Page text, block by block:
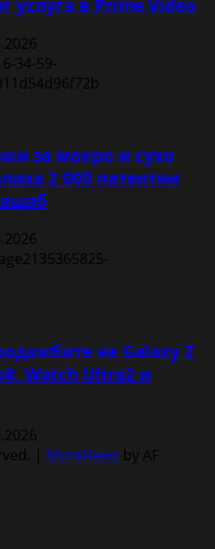
услуга в Prime Video
за мокро и сухо
2 000 патентни
на Galaxy Z
Watch Ultra2 и
| MoreNews by AF